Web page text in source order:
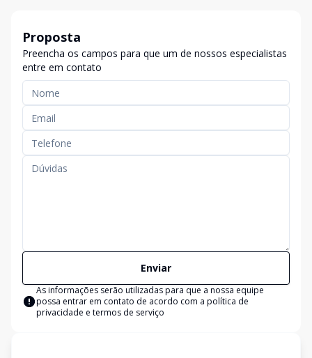
Proposta
Preencha os campos para que um de nossos especialistas
entre em contato
Enviar
As informações serão utilizadas para que a nossa equipe
possa entrar em contato de acordo com a política de
privacidade e termos de serviço